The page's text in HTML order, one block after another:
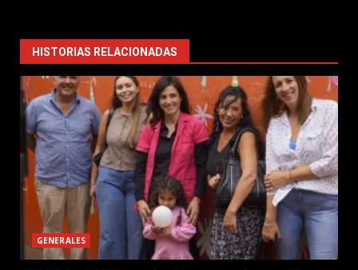
HISTORIAS RELACIONADAS
GENERALES